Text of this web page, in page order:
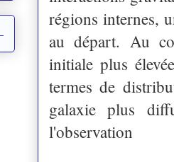
régions internes,
au départ. Au
initiale plus
termes de
galaxie plus
l'observation